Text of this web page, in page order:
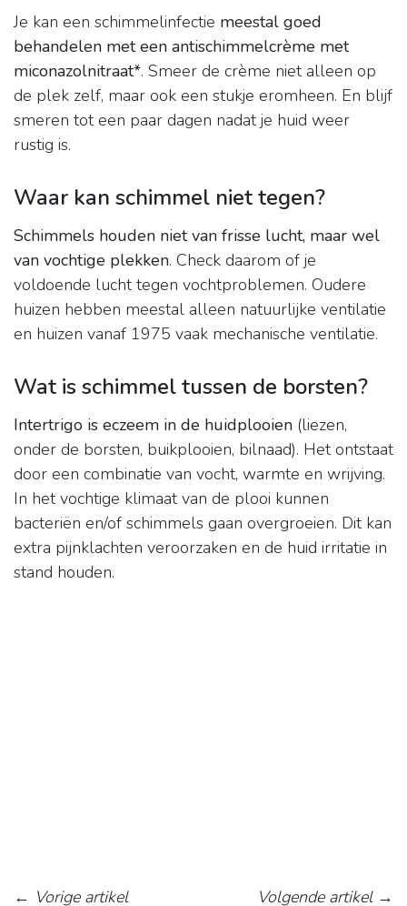
Je kan een schimmelinfectie meestal goed
behandelen met een antischimmelcrème met
miconazolnitraat*. Smeer de crème niet alleen op
de plek zelf, maar ook een stukje eromheen. En blijf
smeren tot een paar dagen nadat je huid weer
rustig is.
Waar kan schimmel niet tegen?
Schimmels houden niet van frisse lucht, maar wel
van vochtige plekken. Check daarom of je
voldoende lucht tegen vochtproblemen. Oudere
huizen hebben meestal alleen natuurlijke ventilatie
en huizen vanaf 1975 vaak mechanische ventilatie.
Wat is schimmel tussen de borsten?
Intertrigo is eczeem in de huidplooien (liezen,
onder de borsten, buikplooien, bilnaad). Het ontstaat
door een combinatie van vocht, warmte en wrijving.
In het vochtige klimaat van de plooi kunnen
bacteriën en/of schimmels gaan overgroeien. Dit kan
extra pijnklachten veroorzaken en de huid irritatie in
stand houden.
← Vorige artikel
Volgende artikel→